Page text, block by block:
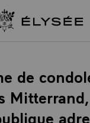
Retour à
de
cookies